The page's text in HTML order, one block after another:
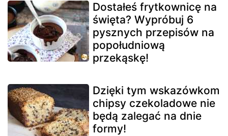
Dostałeś frytkownicę na
święta? Wypróbuj 6
pysznych przepisów na
popołudniową
przekąskę!
Dzięki tym wskazówkom
chipsy czekoladowe nie
będą zalegać na dnie
formy!